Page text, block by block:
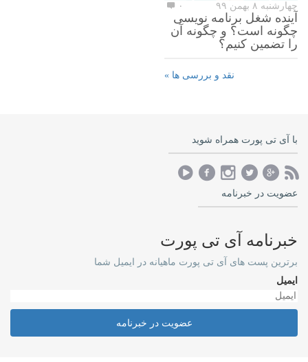
چهارشنبه ۸ بهمن ۹۹ ۰
آینده شغل برنامه نویسی
چگونه است؟ و چگونه آن
را تضمین کنیم؟
نقد و بررسی ها »
با آی تی پورت همراه شوید
عضویت در خبرنامه
خبرنامه آی تی پورت
برترین پست های آی تی پورت ماهیانه در ایمیل شما
ایمیل
عضویت در خبرنامه